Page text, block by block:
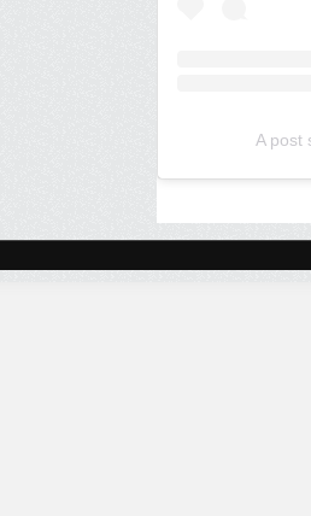
A post